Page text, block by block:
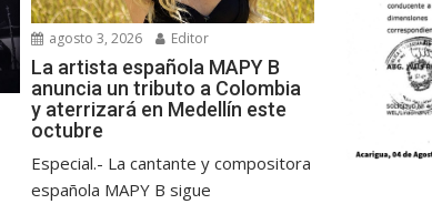
agosto 3, 2026 Editor
La artista española MAPY B
anuncia un tributo a Colombia
y aterrizará en Medellín este
octubre
Especial.- La cantante y compositora
española MAPY B sigue